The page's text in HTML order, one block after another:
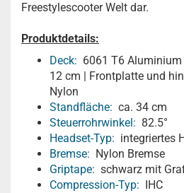
Freestylescooter Welt dar.
Produktdetails:
Deck: 6061 T6
12 cm | Frontplatte und
Nylon
Standfläche: ca. 34 cm
Steuerrohrwinkel: 82.5°
Headset-Typ: integriertes
Bremse: Nylon Bremse
Griptape: schwarz mit
Compression-Typ: IHC